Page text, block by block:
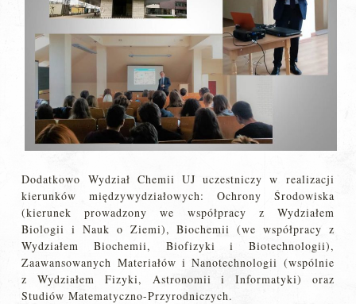
Dodatkowo Wydział Chemii UJ uczestniczy w realizacji
kierunków międzywydziałowych: Ochrony Środowiska
(kierunek prowadzony we współpracy z Wydziałem
Biologii i Nauk o Ziemi), Biochemii (we współpracy z
Wydziałem Biochemii, Biofizyki i Biotechnologii),
Zaawansowanych Materiałów i Nanotechnologii (wspólnie
z Wydziałem Fizyki, Astronomii i Informatyki) oraz
Studiów Matematyczno-Przyrodniczych.